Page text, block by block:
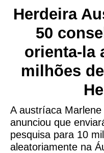
Herdeira
50
orienta-la
milhões
A austríaca
anunciou que
pesquisa para 10
aleatoriamente na